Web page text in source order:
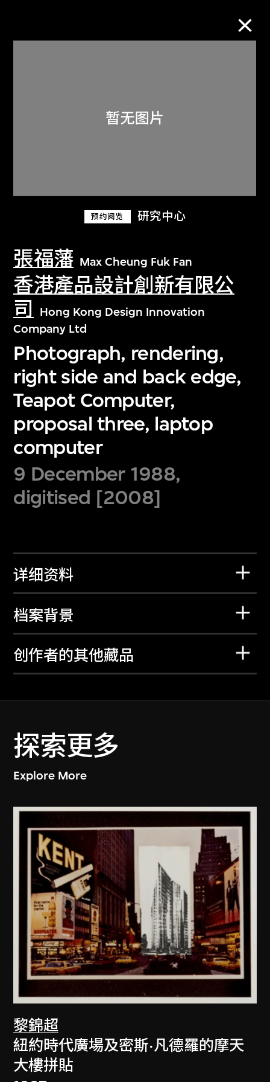
预约阅览 研究中心
張福藩 Max Cheung Fuk Fan
香港產品設計創新有限公
司
Hong Kong Design Innovation
Company Ltd
Photograph, rendering,
right side and back edge,
Teapot Computer,
proposal three, laptop
computer
9 December 1988,
digitised [2008]
详细资料
档案背景
创作者的其他藏品
探索更多
Explore More
黎錦超
紐約時代廣場及密斯·凡德羅的摩天
大樓拼貼
关于M+藏品
探索世界顶级的二十及二十一世纪视觉
文化藏品。